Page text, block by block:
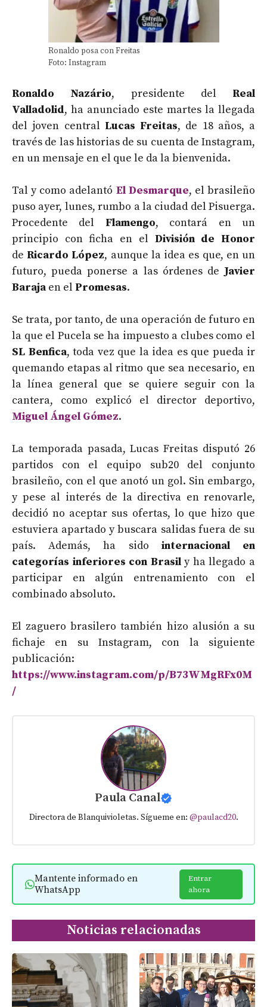
Ronaldo posa con Freitas
Foto: Instagram
Ronaldo Nazário, presidente del Real
Valladolid, ha anunciado este martes la llegada
del joven central Lucas Freitas, de 18 años, a
través de las historias de su cuenta de Instagram,
en un mensaje en el que le da la bienvenida.
Tal y como adelantó El Desmarque, el brasileño
puso ayer, lunes, rumbo a la ciudad del Pisuerga.
Procedente del Flamengo, contará en un
principio con ficha en el División de Honor
de Ricardo López, aunque la idea es que, en un
futuro, pueda ponerse a las órdenes de Javier
Baraja en el Promesas.
Se trata, por tanto, de una operación de futuro en
la que el Pucela se ha impuesto a clubes como el
SL Benfica, toda vez que la idea es que pueda ir
quemando etapas al ritmo que sea necesario, en
la línea general que se quiere seguir con la
cantera, como explicó el director deportivo,
Miguel Ángel Gómez.
La temporada pasada, Lucas Freitas disputó 26
partidos con el equipo sub20 del conjunto
brasileño, con el que anotó un gol. Sin embargo,
y pese al interés de la directiva en renovarle,
decidió no aceptar sus ofertas, lo que hizo que
estuviera apartado y buscara salidas fuera de su
país. Además, ha sido internacional en
categorías inferiores con Brasily ha llegado a
participar en algún entrenamiento con el
combinado absoluto.
El zaguero brasilero también hizo alusión a su
fichaje en su Instagram, con la siguiente
publicación:
https://www.instagram.com/p/B73WMgRFx0M
/
Paula Canal
Directora de Blanquivioletas. Sígueme en: @paulacd20.
Mantente informado en
WhatsApp
Entrar
ahora
Noticias relacionadas